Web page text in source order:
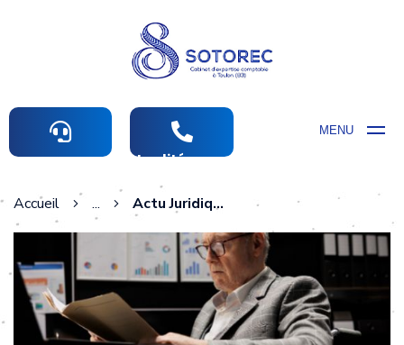
MENU
Actualités comptables
Accueil ... Actu Juridique